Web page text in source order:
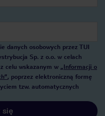
danych osobowych przez TUI
Sp. z o.o. w celach
celu wskazanym w „Informacji o
, poprzez elektroniczną formę
tzw. automatycznych
się